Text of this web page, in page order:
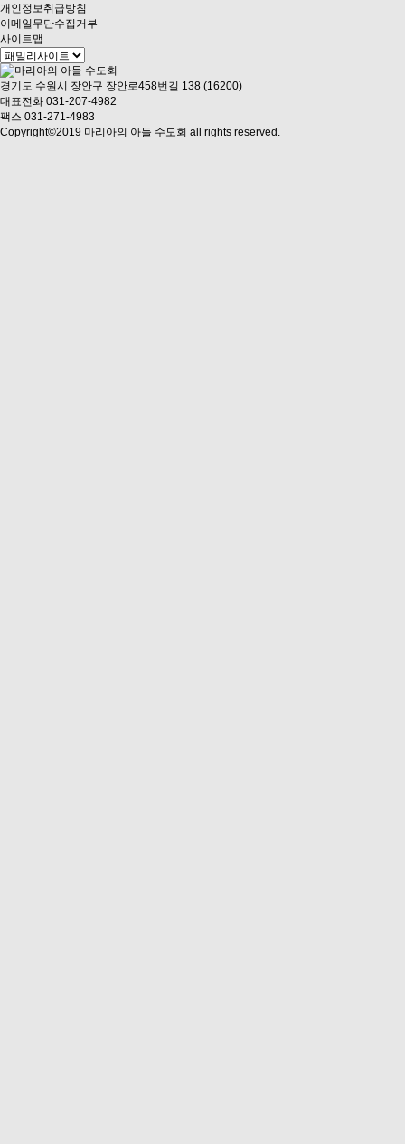
개인정보취급방침
이메일무단수집거부
사이트맵
경기도 수원시 장안구 장안로458번길 138 (16200)
대표전화 031-207-4982
팩스 031-271-4983
Copyright©2019 마리아의 아들 수도회 all rights reserved.